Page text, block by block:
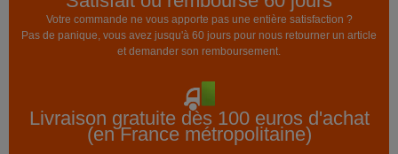
Votre commande ne vous apporte pas une entière satisfaction ?
Pas de panique, vous avez jusqu'à 60 jours pour nous retourner un article
et demander son remboursement.
Livraison gratuite dès 100 euros d'achat
(en France métropolitaine)